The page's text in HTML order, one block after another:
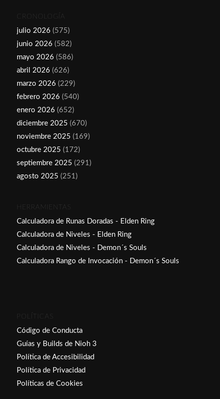
CRONOLOGÍA
julio 2026 (575)
junio 2026 (582)
mayo 2026 (586)
abril 2026 (626)
marzo 2026 (229)
febrero 2026 (540)
enero 2026 (652)
diciembre 2025 (670)
noviembre 2025 (169)
octubre 2025 (172)
septiembre 2025 (291)
agosto 2025 (251)
HERRAMIENTAS
Calculadora de Runas Doradas - Elden Ring
Calculadora de Niveles - Elden Ring
Calculadora de Niveles - Demon´s Souls
Calculadora Rango de Invocación - Demon´s Souls
POLÍTICAS
Código de Conducta
Guías y Builds de Nioh 3
Política de Accesibilidad
Política de Privacidad
Políticas de Cookies